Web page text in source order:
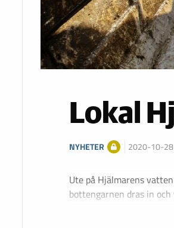
Lokal
NYHETER 2020-10-28
Ute på Hjälmarens
bottengarnen dras in